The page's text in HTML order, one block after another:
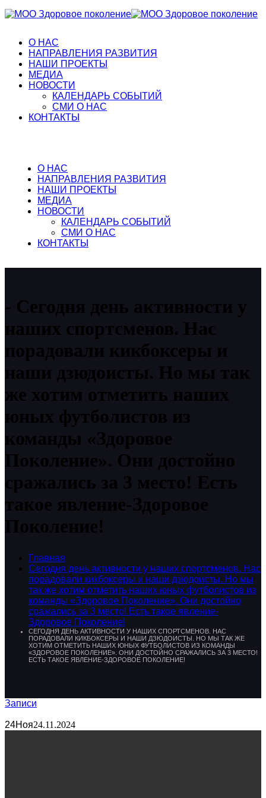
О НАС
НАПРАВЛЕНИЯ РАЗВИТИЯ
НАШИ ПРОЕКТЫ
МЕДИА
НОВОСТИ
КАЛЕНДАРЬ СОБЫТИЙ
СМИ О НАС
КОНТАКТЫ
О НАС
НАПРАВЛЕНИЯ РАЗВИТИЯ
НАШИ ПРОЕКТЫ
МЕДИА
НОВОСТИ
КАЛЕНДАРЬ СОБЫТИЙ
СМИ О НАС
КОНТАКТЫ
Сегодня день активности у
наших спортсменов. Нас
порадовали кикбоксеры и
наши дзюдоисты. Но мы так
же хотим отметить наших
юных футболистов из
команды «Здоровое
Поколение». Они достойно
сражались за 3 место! Есть
такое явление-Здоровое
Поколение!
Главная
Сегодня день активности у наших спортсменов. Нас
порадовали кикбоксеры и наши дзюдоисты. Но мы
так же хотим отметить наших юных футболистов из
команды «Здоровое Поколение». Они достойно
сражались за 3 место! Есть такое явление-
Здоровое Поколение!
СЕГОДНЯ ДЕНЬ АКТИВНОСТИ У НАШИХ СПОРТСМЕНОВ. НАС
ПОРАДОВАЛИ КИКБОКСЕРЫ И НАШИ ДЗЮДОИСТЫ. НО МЫ ТАК ЖЕ
ХОТИМ ОТМЕТИТЬ НАШИХ ЮНЫХ ФУТБОЛИСТОВ ИЗ КОМАНДЫ
«ЗДОРОВОЕ ПОКОЛЕНИЕ». ОНИ ДОСТОЙНО СРАЖАЛИСЬ ЗА 3 МЕСТО!
ЕСТЬ ТАКОЕ ЯВЛЕНИЕ-ЗДОРОВОЕ ПОКОЛЕНИЕ!
Записи
24Ноя24.11.2024